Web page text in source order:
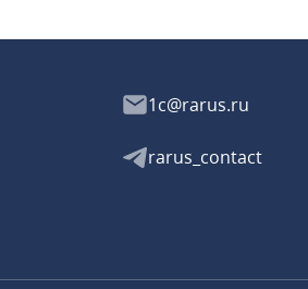
1c@rarus.ru
rarus_contact